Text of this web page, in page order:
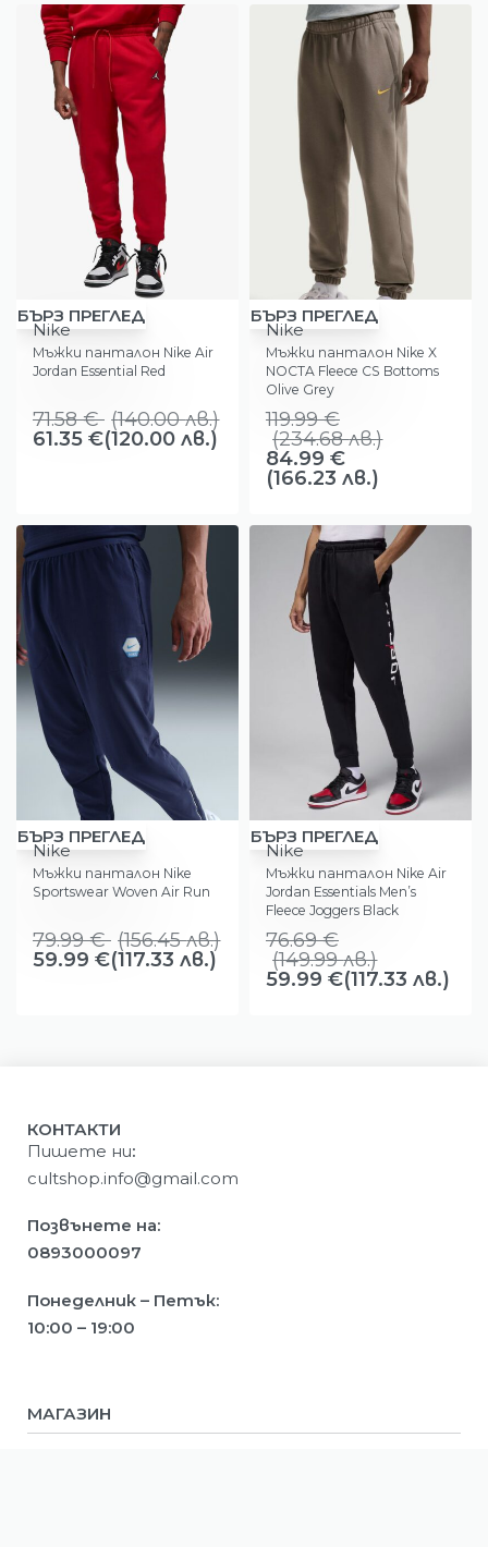
-14%
БЪРЗ ПРЕГЛЕД
Nike
Мъжки панталон Nike Air
Jordan Essential Red
71.58€ (140.00лв.)
61.35 €(120.00 лв.)
-29%
БЪРЗ ПРЕГЛЕД
Nike
Мъжки панталон Nike X
NOCTA Fleece CS Bottoms
Olive Grey
119.99€
(234.68лв.)
84.99 €
(166.23 лв.)
-25%
БЪРЗ ПРЕГЛЕД
Nike
Мъжки панталон Nike
Sportswear Woven Air Run
79.99€ (156.45лв.)
59.99 €(117.33 лв.)
-22%
БЪРЗ ПРЕГЛЕД
Nike
Мъжки панталон Nike Air
Jordan Essentials Men’s
Fleece Joggers Black
76.69€
(149.99лв.)
59.99 €(117.33 лв.)
КОНТАКТИ
Пишете ни:
cultshop.info@gmail.com
Позвънете на:
0893000097
Понеделник – Петък:
10:00 – 19:00
МАГАЗИН